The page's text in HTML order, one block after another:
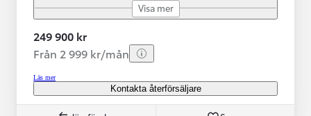
Visa mer
249 900 kr
Från 2 999 kr/mån
Läs mer
Kontakta återförsäljare